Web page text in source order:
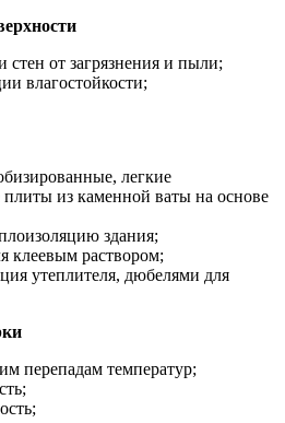
стен от загрязнения и пыли;
влагостойкости;
легкие
из каменной ваты на основе
здания;
клеевым раствором;
утеплителя, дюбелями для
перепадам температур;